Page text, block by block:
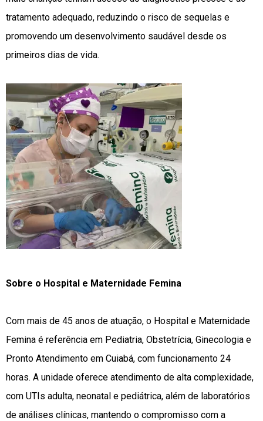
tratamento adequado, reduzindo o risco de sequelas e
promovendo um desenvolvimento saudável desde os
primeiros dias de vida.
Sobre o Hospital e Maternidade Femina
Com mais de 45 anos de atuação, o Hospital e Maternidade
Femina é referência em Pediatria, Obstetrícia, Ginecologia e
Pronto Atendimento em Cuiabá, com funcionamento 24
horas. A unidade oferece atendimento de alta complexidade,
com UTIs adulta, neonatal e pediátrica, além de laboratórios
de análises clínicas, mantendo o compromisso com a